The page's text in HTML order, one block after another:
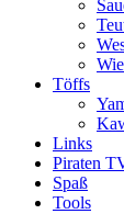
Töffs
Links
Piraten
Spaß
Tools